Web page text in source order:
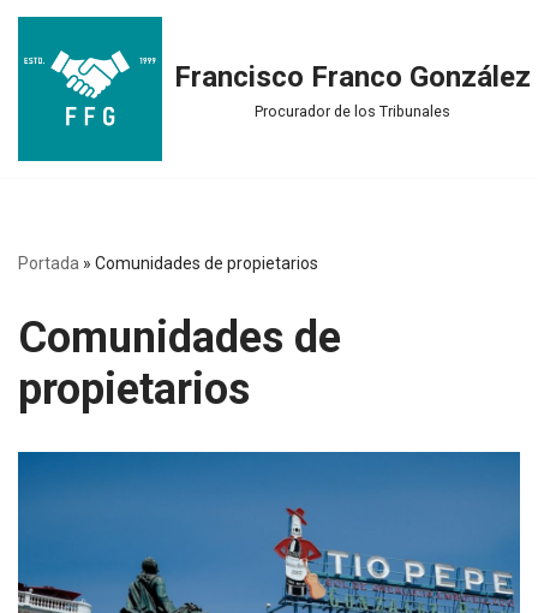
Saltar
contenido
Francisco Franco González
Procurador de los Tribunales
Portada » Comunidades de propietarios
Comunidades de
propietarios